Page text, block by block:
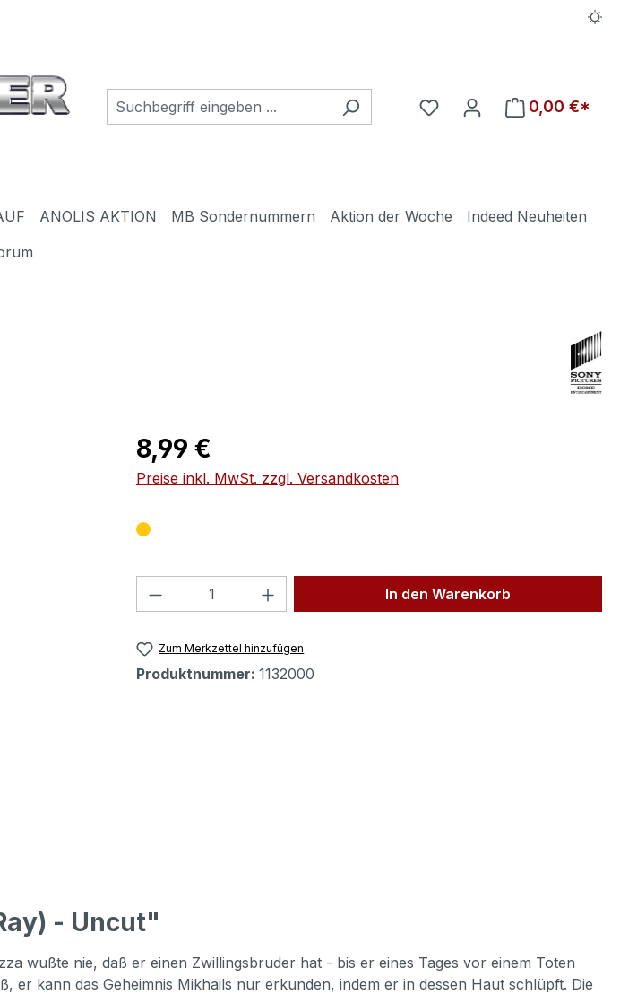
Du hast 0 Produkte auf
0,00 €*
ANOLIS AKTION MB Sondernummern Aktion der Woche
Indeed Neuheiten
Regulärer Preis:
8,99 €
Preise inkl. MwSt. zzgl. Versandkosten
Produkt Anzahl: Gib den gewünschten Wert
In den Warenkorb
Zum Merkzettel hinzufügen
Produktnummer: 1132000
- Uncut"
wußte nie, daß er einen Zwillingsbruder hat - bis er eines Tages vor einem Toten
er kann das Geheimnis Mikhails nur erkunden, indem er in dessen Haut schlüpft. Die